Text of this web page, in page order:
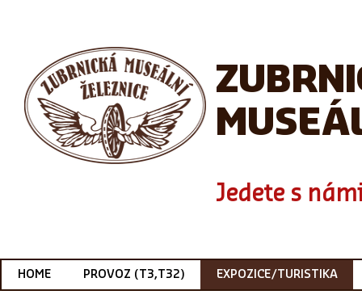
Jedete s
HOME PROVOZ (T3,T32) EXPOZICE/TURISTIKA